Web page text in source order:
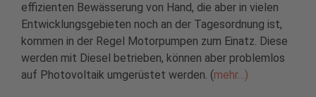
effizienten Bewässerung von Hand, die aber in vielen
Entwicklungsgebieten noch an der Tagesordnung ist,
kommen in der Regel Motorpumpen zum Einatz. Diese
werden mit Diesel betrieben, können aber problemlos
auf Photovoltaik umgerüstet werden. (mehr…)